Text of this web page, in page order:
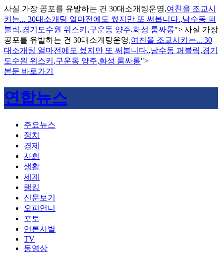
사실 가장 공포를 유발하는 건 30대소개팅운영,여친을 조교시
키는... 30대소개팅 얼마전에도 썼지만 또 써봅니다.,남수동 퍼
블릭,경기도수원 위스키 ,구운동 양주,화성 룸싸롱"> 사실 가장
공포를 유발하는 건 30대소개팅운영,여친을 조교시키는... 30
대소개팅 얼마전에도 썼지만 또 써봅니다.,남수동 퍼블릭,경기
도수원 위스키 ,구운동 양주,화성 룸싸롱">
본문 바로가기
연합뉴스
주요뉴스
정치
경제
사회
생활
세계
랭킹
신문보기
오피언니
포토
언론사별
TV
동영상